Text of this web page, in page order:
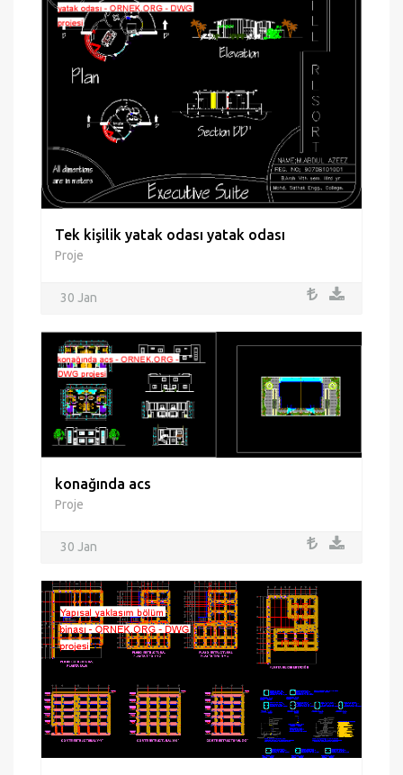
Tek kişilik yatak odası yatak odası
Proje
30 Jan
konağında acs
Proje
30 Jan